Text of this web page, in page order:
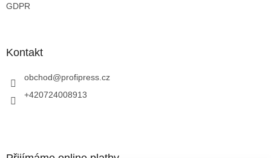
GDPR
Kontakt
obchod@profipress.cz
+420724008913